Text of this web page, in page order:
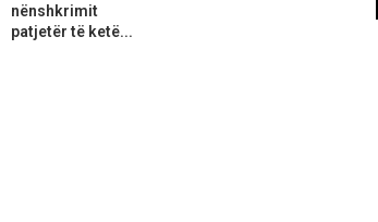
nënshkrimit
patjetër të ketë...